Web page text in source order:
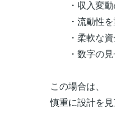
・収入変動
・流動性を
・柔軟な資
・数字の見
この場合は、
慎重に設計を見